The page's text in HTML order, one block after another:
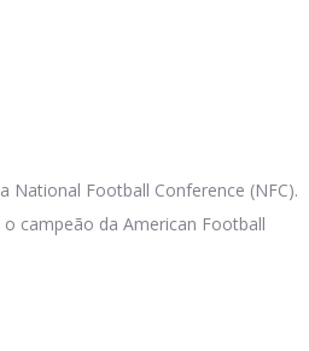
National Football Conference (NFC).
campeão da American Football